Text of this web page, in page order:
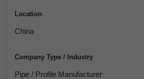
Location
China
Company Type / Industry
Pipe / Profile Manufacturer